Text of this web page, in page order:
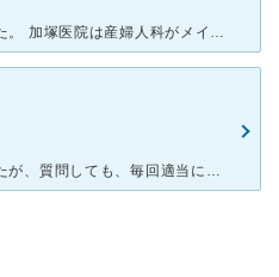
不妊の為１年ほど通っていました。 加塚医院は産婦人科がメインなので患者さんのほとんどは妊婦検診です。また土日は家族連れで病院に訪れる方も多く座れないほどです。 予約制度もありますが、混雑していると
更年期障害の為少し通院しましたが、質問しても、毎回適当に診察終了します。薬が合わないと言っても、他の患者さんにはそんな事ないですけど？と平気で仰ってました。 一体誰の為の診察なんでしょうか？ お若